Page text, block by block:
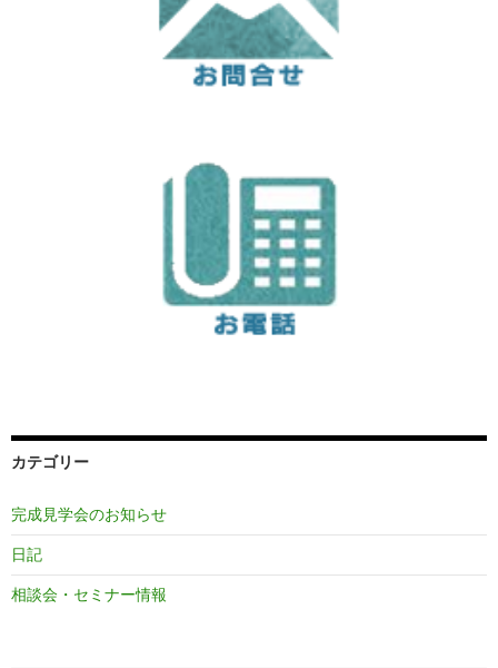
カテゴリー
完成見学会のお知らせ
日記
相談会・セミナー情報